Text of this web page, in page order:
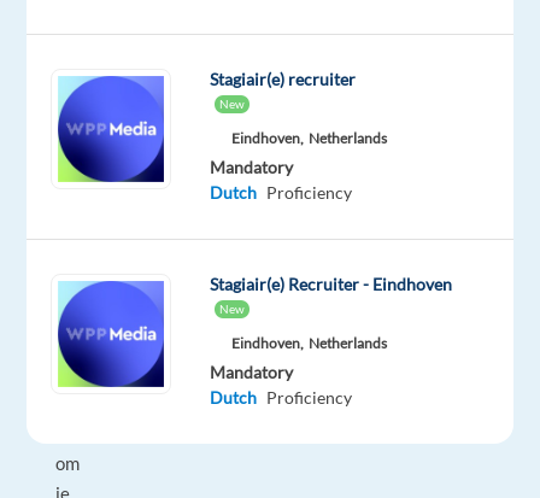
de
levendige
cultuur
en
de
Athene.
Deze
functie
biedt
om
je
Stagiair(e) recruiter
New
Eindhoven, Netherlands
Mandatory
Dutch Proficiency
Stagiair(e) Recruiter - Eindhoven
New
Eindhoven, Netherlands
Mandatory
Dutch Proficiency